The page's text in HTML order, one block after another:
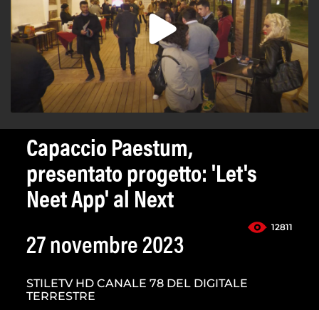
Capaccio Paestum,
presentato progetto: 'Let's
Neet App' al Next
12811
27 novembre 2023
STILETV HD CANALE 78 DEL DIGITALE
TERRESTRE